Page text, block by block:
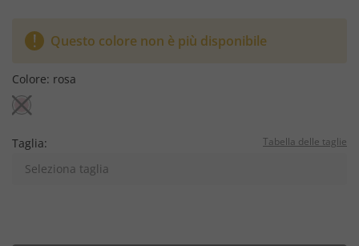
Questo colore non è più disponibile
Colore: rosa
Taglia: Tabella delle taglie
Seleziona taglia